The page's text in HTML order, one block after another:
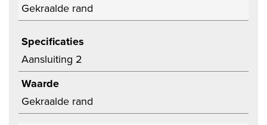
Gekraalde rand
Specificaties
Aansluiting 2
Waarde
Gekraalde rand